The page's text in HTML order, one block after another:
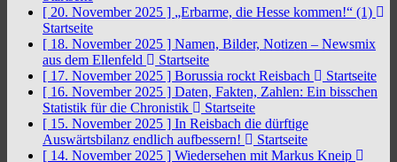
[ 20. November 2025 ] „Erbarme, die Hesse kommen!“ (1)
Startseite
[ 18. November 2025 ] Namen, Bilder, Notizen – Newsmix
aus dem Ellenfeld
Startseite
[ 17. November 2025 ] Borussia rockt Reisbach
Startseite
[ 16. November 2025 ] Daten, Fakten, Zahlen: Ein bisschen
Statistik für die Chronistik
Startseite
[ 15. November 2025 ] In Reisbach die dürftige
Auswärtsbilanz endlich aufbessern!
Startseite
[ 14. November 2025 ] Wiedersehen mit Markus Kneip